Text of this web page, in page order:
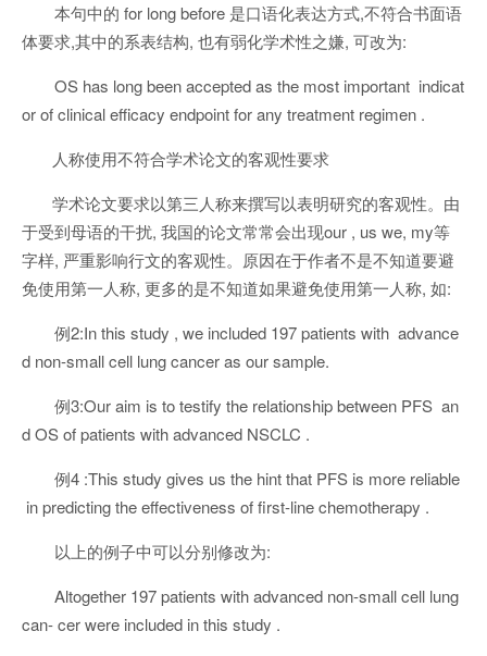
本句中的 for long before 是口语化表达方式,不符合书面语
体要求,其中的系表结构, 也有弱化学术性之嫌, 可改为:
OS has long been accepted as the most important indicat
or of clinical efficacy endpoint for any treatment regimen .
人称使用不符合学术论文的客观性要求
学术论文要求以第三人称来撰写以表明研究的客观性。由
于受到母语的干扰, 我国的论文常常会出现our , us we, my等
字样, 严重影响行文的客观性。原因在于作者不是不知道要避
免使用第一人称, 更多的是不知道如果避免使用第一人称, 如:
例2:In this study , we included 197 patients with advance
d non-small cell lung cancer as our sample.
例3:Our aim is to testify the relationship between PFS an
d OS of patients with advanced NSCLC .
例4 :This study gives us the hint that PFS is more reliable
in predicting the effectiveness of first-line chemotherapy .
以上的例子中可以分别修改为:
Altogether 197 patients with advanced non-small cell lung
can- cer were included in this study .